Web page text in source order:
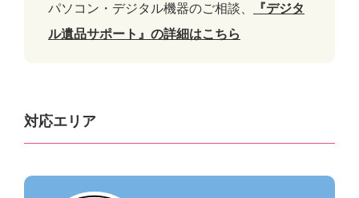
パソコン・デジタル機器のご相談、
『デジタ
ル遺品サポート』の詳細はこちら
対応エリア